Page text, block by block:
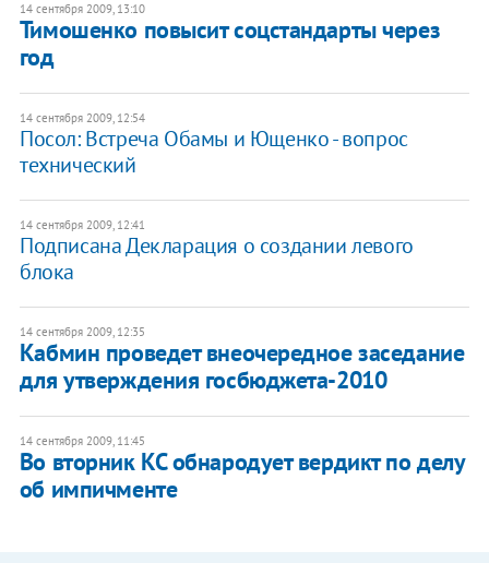
14 сентября 2009, 13:10
Тимошенко повысит соцстандарты через
год
14 сентября 2009, 12:54
Посол: Встреча Обамы и Ющенко - вопрос
технический
14 сентября 2009, 12:41
Подписана Декларация о создании левого
блока
14 сентября 2009, 12:35
Кабмин проведет внеочередное заседание
для утверждения госбюджета-2010
14 сентября 2009, 11:45
Во вторник КС обнародует вердикт по делу
об импичменте